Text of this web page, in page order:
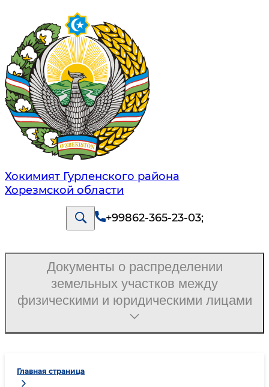
Хокимият Гурленского района
Хорезмской области
+99862-365-23-03;
Главная страница
Документы о распределении
земельных участков между
физическими и юридическими лицами